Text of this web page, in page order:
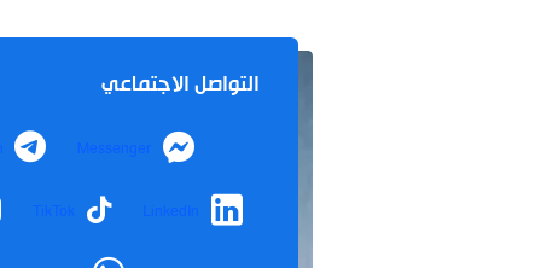
التواصل الاجتماعي
Messenger
Telegram
LinkedIn
TikTok